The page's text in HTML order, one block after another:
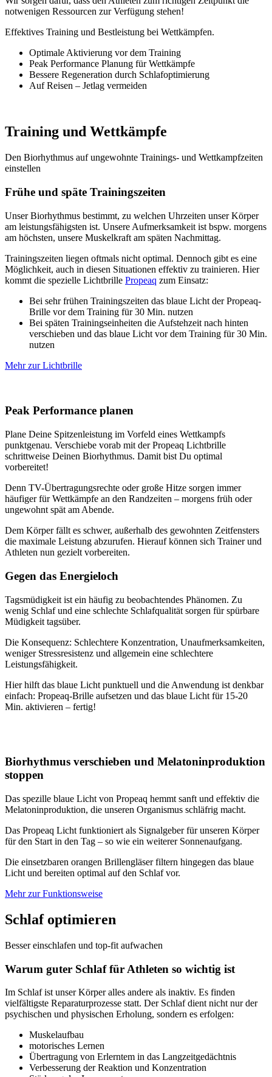
notwenigen Ressourcen zur Verfügung stehen!
Effektives Training und Bestleistung bei Wettkämpfen.
Optimale Aktivierung vor dem Training
Peak Performance Planung für Wettkämpfe
Bessere Regeneration durch Schlafoptimierung
Auf Reisen – Jetlag vermeiden
Training und Wettkämpfe
Den Biorhythmus auf ungewohnte Trainings- und Wettkampfzeiten
einstellen
Frühe und späte Trainingszeiten
Unser Biorhythmus bestimmt, zu welchen Uhrzeiten unser Körper
am leistungsfähigsten ist. Unsere Aufmerksamkeit ist bspw. morgens
am höchsten, unsere Muskelkraft am späten Nachmittag.
Trainingszeiten liegen oftmals nicht optimal. Dennoch gibt es eine
Möglichkeit, auch in diesen Situationen effektiv zu trainieren. Hier
kommt die spezielle Lichtbrille Propeaq zum Einsatz:
Bei sehr frühen Trainingszeiten das blaue Licht der Propeaq-
Brille vor dem Training für 30 Min. nutzen
Bei späten Trainingseinheiten die Aufstehzeit nach hinten
verschieben und das blaue Licht vor dem Training für 30 Min.
nutzen
Mehr zur Lichtbrille
Peak Performance planen
Plane Deine Spitzenleistung im Vorfeld eines Wettkampfs
punktgenau. Verschiebe vorab mit der Propeaq Lichtbrille
schrittweise Deinen Biorhythmus. Damit bist Du optimal
vorbereitet!
Denn TV-Übertragungsrechte oder große Hitze sorgen immer
häufiger für Wettkämpfe an den Randzeiten – morgens früh oder
ungewohnt spät am Abende.
Dem Körper fällt es schwer, außerhalb des gewohnten Zeitfensters
die maximale Leistung abzurufen. Hierauf können sich Trainer und
Athleten nun gezielt vorbereiten.
Gegen das Energieloch
Tagsmüdigkeit ist ein häufig zu beobachtendes Phänomen. Zu
wenig Schlaf und eine schlechte Schlafqualität sorgen für spürbare
Müdigkeit tagsüber.
Die Konsequenz: Schlechtere Konzentration, Unaufmerksamkeiten,
weniger Stressresistenz und allgemein eine schlechtere
Leistungsfähigkeit.
Hier hilft das blaue Licht punktuell und die Anwendung ist denkbar
einfach: Propeaq-Brille aufsetzen und das blaue Licht für 15-20
Min. aktivieren – fertig!
Biorhythmus verschieben und Melatoninproduktion
stoppen
Das spezille blaue Licht von Propeaq hemmt sanft und effektiv die
Melatoninproduktion, die unseren Organismus schläfrig macht.
Das Propeaq Licht funktioniert als Signalgeber für unseren Körper
für den Start in den Tag – so wie ein weiterer Sonnenaufgang.
Die einsetzbaren orangen Brillengläser filtern hingegen das blaue
Licht und bereiten optimal auf den Schlaf vor.
Mehr zur Funktionsweise
Schlaf optimieren
Besser einschlafen und top-fit aufwachen
Warum guter Schlaf für Athleten so wichtig ist
Im Schlaf ist unser Körper alles andere als inaktiv. Es finden
vielfältigste Reparaturprozesse statt. Der Schlaf dient nicht nur der
psychischen und physischen Erholung, sondern es erfolgen:
Muskelaufbau
motorisches Lernen
Übertragung von Erlerntem in das Langzeitgedächtnis
Verbesserung der Reaktion und Konzentration